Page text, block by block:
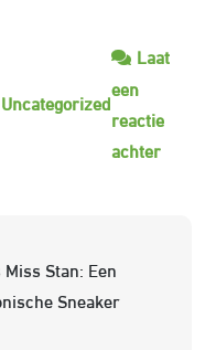
Uncategorized
Laat
een
reactie
achterop
Stan: Een
Sneaker